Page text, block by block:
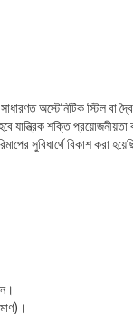
অস্টেনিটিক স্টিল বা
হবে যান্ত্রিক শক্তি
সুবিধার্থে বিকাশ করা